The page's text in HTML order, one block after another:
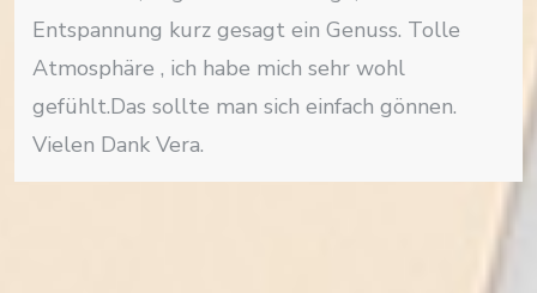
Entspannung kurz gesagt ein Genuss. Tolle
Atmosphäre , ich habe mich sehr wohl
gefühlt.Das sollte man sich einfach gönnen.
Vielen Dank Vera.